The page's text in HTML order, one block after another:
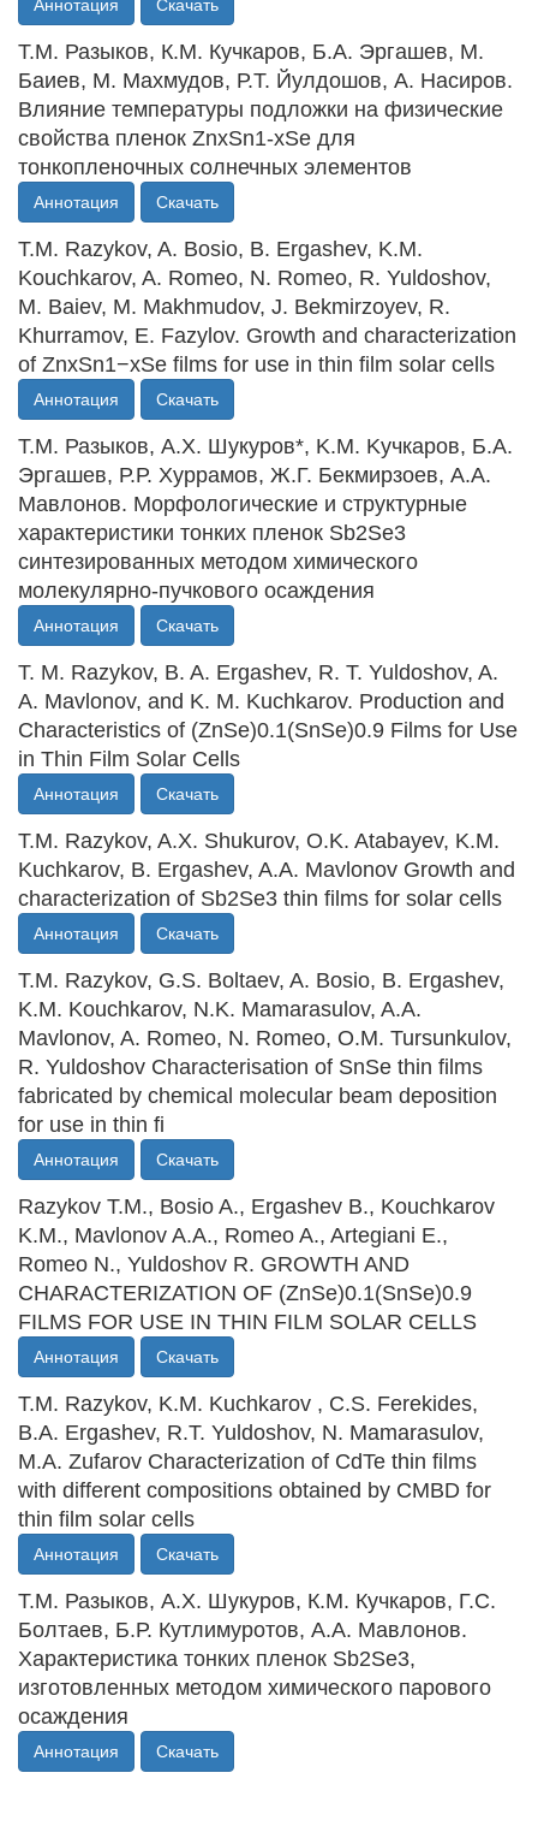
Аннотация Скачать
T.М. Разыков, К.М. Кучкаров, Б.А. Эргашев, М.
Баиев, М. Махмудов, Р.Т. Йулдошов, А. Насиров.
Влияние температуры подложки на физические
свойства пленок ZnхSn1-хSe для
тонкопленочных солнечных элементов
Аннотация Скачать
T.M. Razykov, A. Bosio, B. Ergashev, K.M.
Kouchkarov, A. Romeo, N. Romeo, R. Yuldoshov,
M. Baiev, M. Makhmudov, J. Bekmirzoyev, R.
Khurramov, E. Fazylov. Growth and characterization
of ZnxSn1−xSe films for use in thin film solar cells
Аннотация Скачать
T.M. Разыков, A.X. Шукуров*, K.M. Kучкаров, Б.А.
Эргашев, Р.Р. Хуррамов, Ж.Г. Бекмирзоев, А.А.
Мавлонов. Морфологические и структурные
характеристики тонких пленок Sb2Se3
синтезированных методом химического
молекулярно-пучкового осаждения
Аннотация Скачать
T. M. Razykov, B. A. Ergashev, R. T. Yuldoshov, A.
A. Mavlonov, and K. M. Kuchkarov. Production and
Characteristics of (ZnSe)0.1(SnSe)0.9 Films for Use
in Thin Film Solar Cells
Аннотация Скачать
T.M. Razykov, A.X. Shukurov, O.K. Atabayev, K.M.
Kuchkarov, B. Ergashev, A.A. Mavlonov Growth and
characterization of Sb2Se3 thin films for solar cells
Аннотация Скачать
T.M. Razykov, G.S. Boltaev, A. Bosio, B. Ergashev,
K.M. Kouchkarov, N.K. Mamarasulov, A.A.
Mavlonov, A. Romeo, N. Romeo, O.M. Tursunkulov,
R. Yuldoshov Characterisation of SnSe thin films
fabricated by chemical molecular beam deposition
for use in thin fi
Аннотация Скачать
Razykov T.M., Bosio A., Ergashev B., Kouchkarov
K.M., Mavlonov A.A., Romeo A., Artegiani E.,
Romeo N., Yuldoshov R. GROWTH AND
CHARACTERIZATION OF (ZnSe)0.1(SnSe)0.9
FILMS FOR USE IN THIN FILM SOLAR CELLS
Аннотация Скачать
T.M. Razykov, K.M. Kuchkarov , C.S. Ferekides,
B.A. Ergashev, R.T. Yuldoshov, N. Mamarasulov,
M.A. Zufarov Characterization of CdTe thin films
with different compositions obtained by CMBD for
thin film solar cells
Аннотация Скачать
Т.М. Разыков, А.Х. Шукуров, К.М. Кучкаров, Г.С.
Болтаев, Б.Р. Кутлимуротов, А.А. Мавлонов.
Характеристика тонких пленок Sb2Se3,
изготовленных методом химического парового
осаждения
Аннотация Скачать